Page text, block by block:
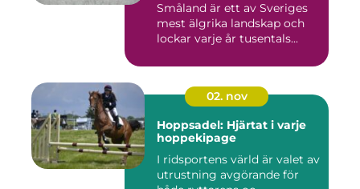
Småland är ett av Sveriges
mest älgrika landskap och
lockar varje år tusentals...
02. nov
Hoppsadel: Hjärtat i varje
hoppekipage
I ridsportens värld är valet av
utrustning avgörande för